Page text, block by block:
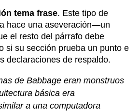
tema frase. Este tipo de
hace una aseveración—un
el resto del párrafo debe
si su sección prueba un punto e
declaraciones de respaldo.
de Babbage eran monstruos
básica era
a una computadora